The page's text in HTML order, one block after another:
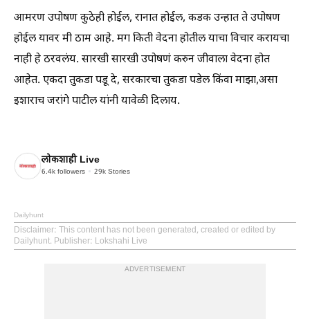
आमरण उपोषण कुठेही होईल, रानात होईल, कडक उन्हात ते उपोषण
होईल यावर मी ठाम आहे. मग किती वेदना होतील याचा विचार करायचा
नाही हे ठरवलंय. सारखी सारखी उपोषणं करुन जीवाला वेदना होत
आहेत. एकदा तुकडा पडू दे, सरकारचा तुकडा पडेल किंवा माझा,असा
इशाराच जरांगे पाटील यांनी यावेळी दिलाय.
लोकशाही Live
6.4k followers 29k Stories
Dailyhunt
Disclaimer: This content has not been generated, created or edited by
Dailyhunt. Publisher: Lokshahi Live
ADVERTISEMENT